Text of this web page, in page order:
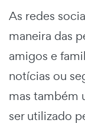
As redes
maneira das
amigos e
notícias ou
mas também
ser utilizado